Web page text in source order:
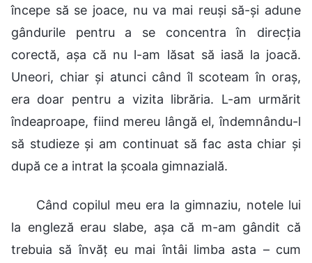
începe să se joace, nu va mai reuși să-și adune
gândurile pentru a se concentra în direcția
corectă, așa că nu l-am lăsat să iasă la joacă.
Uneori, chiar și atunci când îl scoteam în oraș,
era doar pentru a vizita librăria. L-am urmărit
îndeaproape, fiind mereu lângă el, îndemnându-l
să studieze și am continuat să fac asta chiar și
după ce a intrat la școala gimnazială.
Când copilul meu era la gimnaziu, notele lui
la engleză erau slabe, așa că m-am gândit că
trebuia să învăț eu mai întâi limba asta – cum